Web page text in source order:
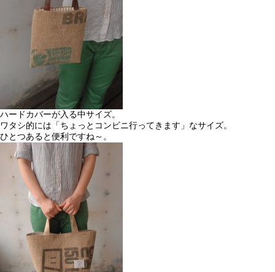
ハードカバーが入る中サイズ。
ワタシ的には「ちょっとコンビニ行ってきます」なサイズ。
ひとつあると便利ですね～。